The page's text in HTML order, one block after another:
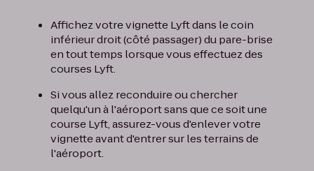
Affichez votre vignette Lyft dans le coin
inférieur droit (côté passager) du pare-brise
en tout temps lorsque vous effectuez des
courses Lyft.
Si vous allez reconduire ou chercher
quelqu'un à l'aéroport sans que ce soit une
course Lyft, assurez-vous d'enlever votre
vignette avant d'entrer sur les terrains de
l'aéroport.